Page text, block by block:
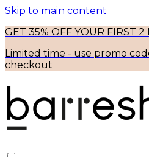
Skip to main content
GET 35% OFF YOUR FIRST 2
Limited time - use promo
checkout